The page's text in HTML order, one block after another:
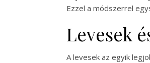
Ezzel a módszerrel
Levesek
A levesek az egyik